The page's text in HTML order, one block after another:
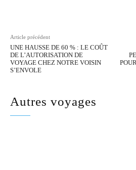
Article précédent
UNE HAUSSE DE 60 % : LE COÛT
DE L’AUTORISATION DE
VOYAGE CHEZ NOTRE VOISIN
S’ENVOLE
Autres voyages